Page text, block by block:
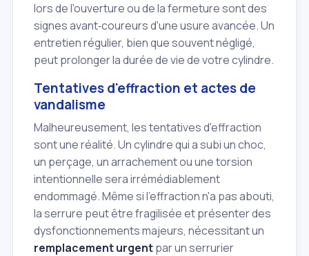
lors de l'ouverture ou de la fermeture sont des
signes avant‑coureurs d'une usure avancée. Un
entretien régulier, bien que souvent négligé,
peut prolonger la durée de vie de votre cylindre.
Tentatives d'effraction et actes de
vandalisme
Malheureusement, les tentatives d'effraction
sont une réalité. Un cylindre qui a subi un choc,
un perçage, un arrachement ou une torsion
intentionnelle sera irrémédiablement
endommagé. Même si l'effraction n'a pas abouti,
la serrure peut être fragilisée et présenter des
dysfonctionnements majeurs, nécessitant un
remplacement urgentpar un serrurier